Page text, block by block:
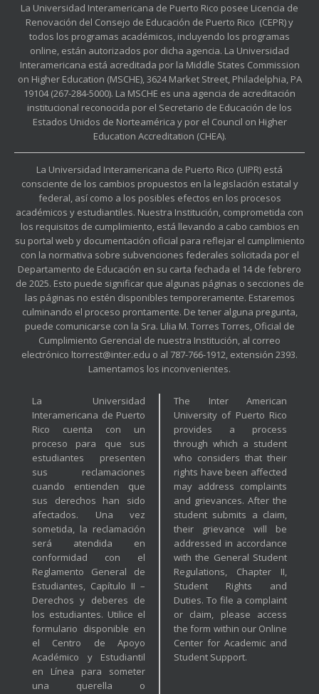
La Universidad Interamericana de Puerto Rico posee Licencia de
Renovación del Consejo de Educación de Puerto Rico (CEPR) y
todos los programas académicos, incluyendo los programas
online, están autorizados por dicha agencia. La Universidad
Interamericana está acreditada por la Middle States Commission
on Higher Education (MSCHE), 3624 Market Street, Philadelphia, PA
19104 (267-284-5000). La MSCHE es una agencia de acreditación
institucional reconocida por el Secretario de Educación de los
Estados Unidos de Norteamérica y por el Council on Higher
Education Accreditation (CHEA).
La Universidad Interamericana de Puerto Rico (UIPR) está
consciente de los cambios propuestos en la legislación estatal y
federal, así como a los posibles efectos en los procesos
académicos y estudiantiles. Nuestra Institución, comprometida con
los requisitos de cumplimiento, está llevando a cabo cambios en
su portal web y documentación oficial para reflejar el cumplimiento
con la normativa sobre subvenciones federales solicitada por el
Departamento de Educación en su carta fechada el 14 de febrero
de 2025. Esto puede significar que algunas páginas o secciones de
las páginas no estén disponibles temporeramente. Estaremos
culminando el proceso prontamente. De tener alguna pregunta,
puede comunicarse con la Sra. Lilia M. Torres Torres, Oficial de
Cumplimiento Gerencial de nuestra Institución, al correo
electrónico ltorrest@inter.edu o al 787-766-1912, extensión 2393.
Lamentamos los inconvenientes.
La Universidad
Interamericana de Puerto
Rico cuenta con un
proceso para que sus
estudiantes presenten
sus reclamaciones
cuando entienden que
sus derechos han sido
afectados. Una vez
sometida, la reclamación
será atendida en
conformidad con el
Reglamento General de
Estudiantes, Capítulo II –
Derechos y deberes de
los estudiantes. Utilice el
formulario disponible en
el Centro de Apoyo
Académico y Estudiantil
en Línea para someter
una querella o
The Inter American
University of Puerto Rico
provides a process
through which a student
who considers that their
rights have been affected
may address complaints
and grievances. After the
student submits a claim,
their grievance will be
addressed in accordance
with the General Student
Regulations, Chapter II,
Student Rights and
Duties. To file a complaint
or claim, please access
the form within our Online
Center for Academic and
Student Support.